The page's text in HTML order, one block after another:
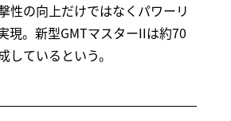
性の向上だけではなくパワーリ
現。新型GMTマスターIIは約70
しているという。